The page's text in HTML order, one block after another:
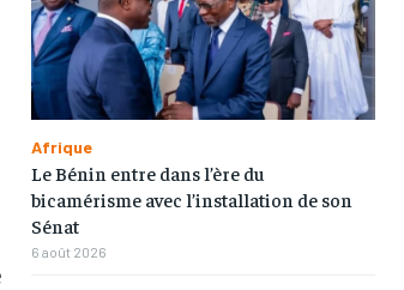
Afrique
Le Bénin entre dans l’ère du
bicamérisme avec l’installation de son
Sénat
6 août 2026